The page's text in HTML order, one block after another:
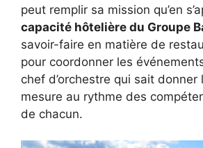
peut remplir sa mission qu’en
capacité hôtelière du Groupe
savoir-faire en matière de
pour coordonner les
chef d’orchestre qui sait donner
mesure au rythme des
de chacun.